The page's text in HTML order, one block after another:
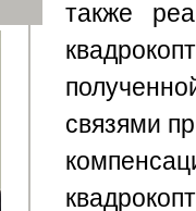
также
связями